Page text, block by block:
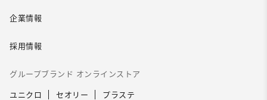
企業情報
採用情報
グループブランド オンラインストア
ユニクロ セオリー プラステ